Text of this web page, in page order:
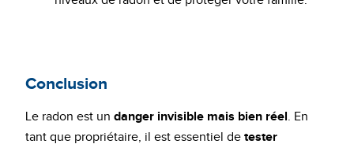
Conclusion
Le radon est un danger invisible mais bien réel. En
tant que propriétaire, il est essentiel de tester